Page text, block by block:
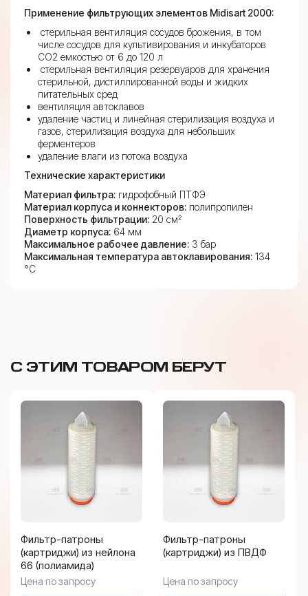
Применение фильтрующих элементов Midisart 2000:
стерильная вентиляция сосудов брожения, в том
числе сосудов для культивирования и инкубаторов
CO2 емкостью от 6 до 120 л
стерильная вентиляция резервуаров для хранения
стерильной, дистиллированной воды и жидких
питательных сред
вентиляция автоклавов
удаление частиц и линейная стерилизация воздуха и
газов, стерилизация воздуха для небольших
ферментеров
удаление влаги из потока воздуха
Технические характеристики
Материал фильтра: гидрофобный ПТФЭ
Материал корпуса и коннекторов: полипропилен
Поверхность фильтрации: 20 см²
Диаметр корпуса: 64 мм
Максимальное рабочее давление: 3 бар
Максимальная температура автоклавирования: 134
°C
С ЭТИМ ТОВАРОМ БЕРУТ
Фильтр-патроны
(картриджи) из нейлона
66 (полиамида)
Цена по запросу
Фильтр-патроны
(картриджи) из ПВДФ
Цена по запросу